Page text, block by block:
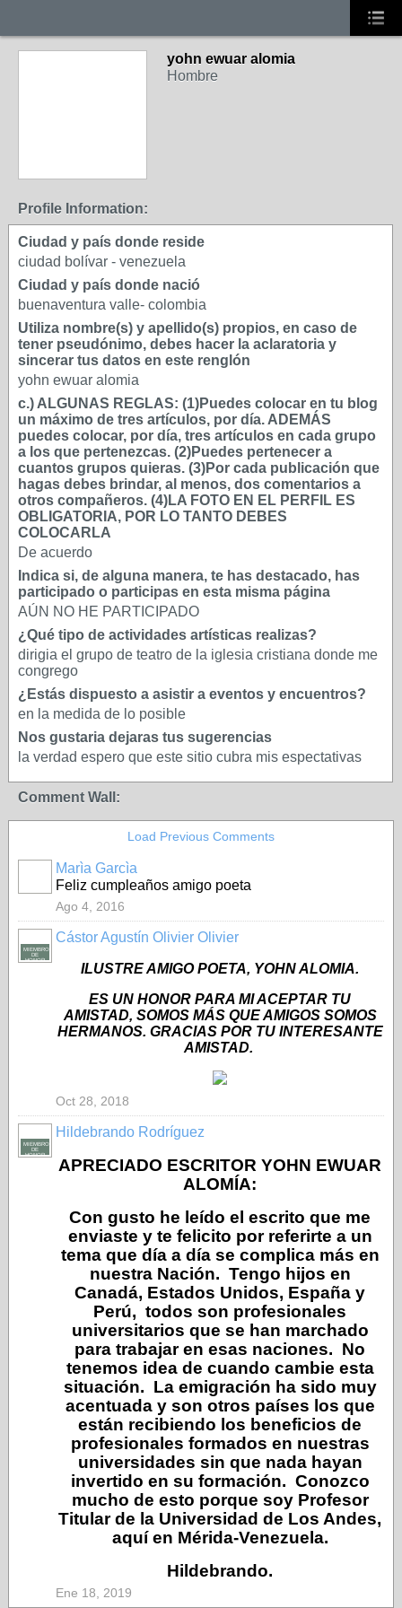
yohn ewuar alomia
Hombre
Profile Information:
Ciudad y país donde reside
ciudad bolívar - venezuela
Ciudad y país donde nació
buenaventura valle- colombia
Utiliza nombre(s) y apellido(s) propios, en caso de
tener pseudónimo, debes hacer la aclaratoria y
sincerar tus datos en este renglón
yohn ewuar alomia
c.) ALGUNAS REGLAS: (1)Puedes colocar en tu blog
un máximo de tres artículos, por día. ADEMÁS
puedes colocar, por día, tres artículos en cada grupo
a los que pertenezcas. (2)Puedes pertenecer a
cuantos grupos quieras. (3)Por cada publicación que
hagas debes brindar, al menos, dos comentarios a
otros compañeros. (4)LA FOTO EN EL PERFIL ES
OBLIGATORIA, POR LO TANTO DEBES
COLOCARLA
De acuerdo
Indica si, de alguna manera, te has destacado, has
participado o participas en esta misma página
AÚN NO HE PARTICIPADO
¿Qué tipo de actividades artísticas realizas?
dirigia el grupo de teatro de la iglesia cristiana donde me
congrego
¿Estás dispuesto a asistir a eventos y encuentros?
en la medida de lo posible
Nos gustaria dejaras tus sugerencias
la verdad espero que este sitio cubra mis espectativas
Comment Wall:
Load Previous Comments
Marìa Garcìa
Feliz cumpleaños amigo poeta
Ago 4, 2016
MIEMBRO
DE
HONOR
Cástor Agustín Olivier Olivier
ILUSTRE AMIGO POETA, YOHN ALOMIA.
ES UN HONOR PARA MI ACEPTAR TU
AMISTAD, SOMOS MÁS QUE AMIGOS SOMOS
HERMANOS. GRACIAS POR TU INTERESANTE
AMISTAD.
Oct 28, 2018
MIEMBRO
DE
HONOR
Hildebrando Rodríguez
APRECIADO ESCRITOR YOHN EWUAR
ALOMÍA:
Con gusto he leído el escrito que me
enviaste y te felicito por referirte a un
tema que día a día se complica más en
nuestra Nación. Tengo hijos en
Canadá, Estados Unidos, España y
Perú, todos son profesionales
universitarios que se han marchado
para trabajar en esas naciones. No
tenemos idea de cuando cambie esta
situación. La emigración ha sido muy
acentuada y son otros países los que
están recibiendo los beneficios de
profesionales formados en nuestras
universidades sin que nada hayan
invertido en su formación. Conozco
mucho de esto porque soy Profesor
Titular de la Universidad de Los Andes,
aquí en Mérida-Venezuela.
Hildebrando.
Ene 18, 2019